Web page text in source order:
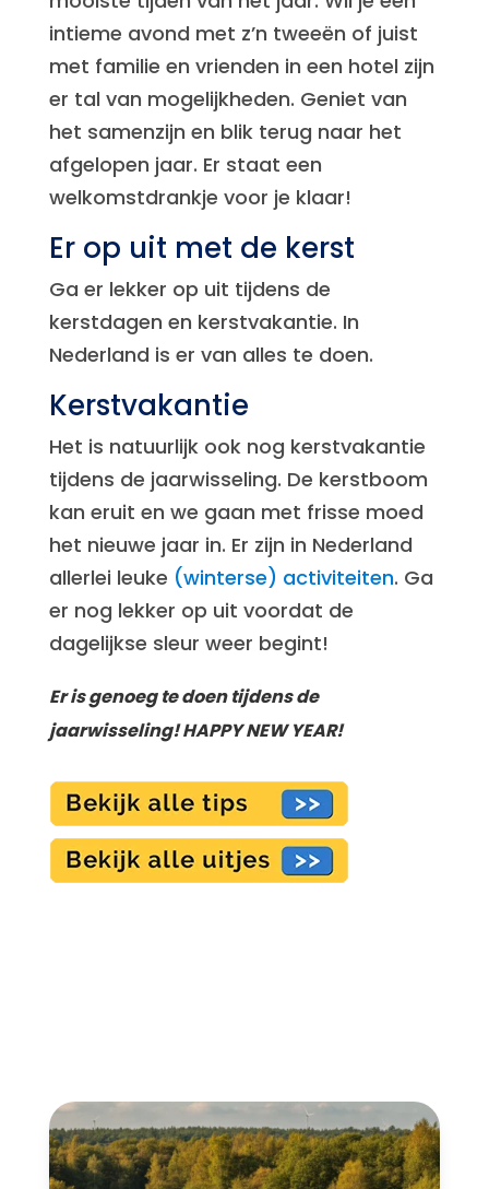
intieme avond met z’n tweeën of juist
met familie en vrienden in een hotel zijn
er tal van mogelijkheden. Geniet van
het samenzijn en blik terug naar het
afgelopen jaar. Er staat een
welkomstdrankje voor je klaar!
Er op uit met de kerst
Ga er lekker op uit tijdens de
kerstdagen en kerstvakantie. In
Nederland is er van alles te doen.
Kerstvakantie
Het is natuurlijk ook nog kerstvakantie
tijdens de jaarwisseling. De kerstboom
kan eruit en we gaan met frisse moed
het nieuwe jaar in. Er zijn in Nederland
allerlei leuke (winterse) activiteiten. Ga
er nog lekker op uit voordat de
dagelijkse sleur weer begint!
Er is genoeg te doen tijdens de
jaarwisseling! HAPPY NEW YEAR!